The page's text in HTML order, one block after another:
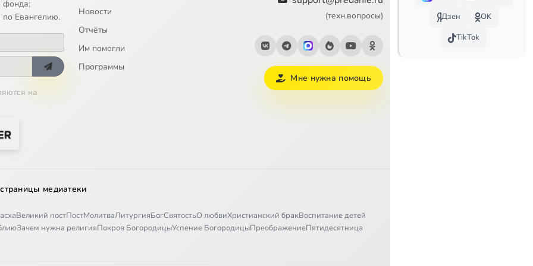
10:17
9:58
9:01
фонда;
Евангелию.
на
Новости
Отчёты
Им помогли
Программы
(техн.вопросы)
Мне нужна помощь
медиатеки
Великий постПостМолитваЛитургияБогСвятостьО любвиХристианский бракВоспитание детей
Зачем нужна религияПокров БогородицыУспение БогородицыПреображениеПятидесятница
Дзен
OK
TikTok